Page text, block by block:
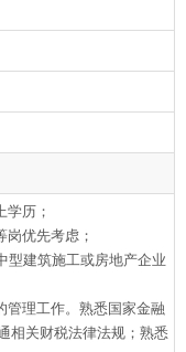
历；
优先考虑；
型建筑施工或房地产企业
管理工作。熟悉国家金融
相关财税法律法规；熟悉